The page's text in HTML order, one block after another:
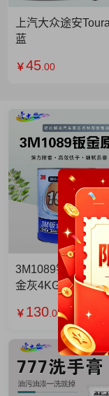
上汽大众途安
蓝
￥45 .00
3M1089钣金灰
金灰4KG 单罐
￥ 130 .00